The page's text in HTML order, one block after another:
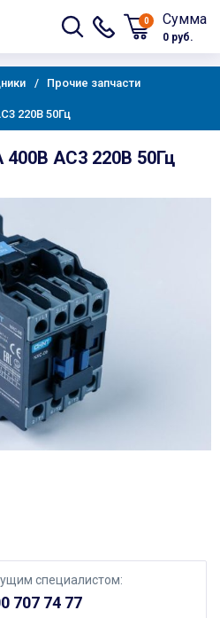
0 Сумма
0 руб.
Прочие запчасти
220В 50Гц
AC3 220В 50Гц
специалистом:
707 74 77